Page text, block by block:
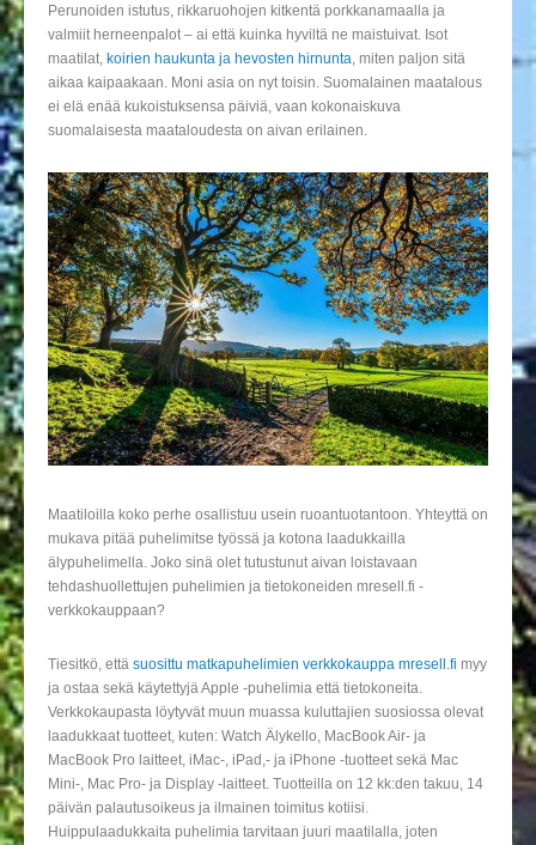
Perunoiden istutus, rikkaruohojen kitkentä porkkanamaalla ja
valmiit herneenpalot – ai että kuinka hyviltä ne maistuivat. Isot
maatilat, koirien haukunta ja hevosten hirnunta, miten paljon sitä
aikaa kaipaakaan. Moni asia on nyt toisin. Suomalainen maatalous
ei elä enää kukoistuksensa päiviä, vaan kokonaiskuva
suomalaisesta maataloudesta on aivan erilainen.
Maatiloilla koko perhe osallistuu usein ruoantuotantoon. Yhteyttä on
mukava pitää puhelimitse työssä ja kotona laadukkailla
älypuhelimella. Joko sinä olet tutustunut aivan loistavaan
tehdashuollettujen puhelimien ja tietokoneiden mresell.fi -
verkkokauppaan?
Tiesitkö, että suosittu matkapuhelimien verkkokauppa mresell.fi myy
ja ostaa sekä käytettyjä Apple -puhelimia että tietokoneita.
Verkkokaupasta löytyvät muun muassa kuluttajien suosiossa olevat
laadukkaat tuotteet, kuten: Watch Älykello, MacBook Air- ja
MacBook Pro laitteet, iMac-, iPad,- ja iPhone -tuotteet sekä Mac
Mini-, Mac Pro- ja Display -laitteet. Tuotteilla on 12 kk:den takuu, 14
päivän palautusoikeus ja ilmainen toimitus kotiisi.
Huippulaadukkaita puhelimia tarvitaan juuri maatilalla, joten